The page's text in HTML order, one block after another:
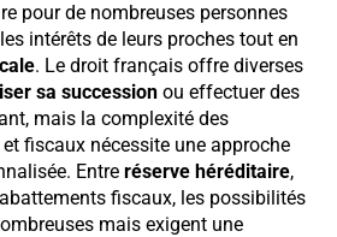
pour de nombreuses personnes
intérêts de leurs proches tout en
. Le droit français offre diverses
sa succession ou effectuer des
mais la complexité des
fiscaux nécessite une approche
Entre réserve héréditaire,
fiscaux, les possibilités
mais exigent une